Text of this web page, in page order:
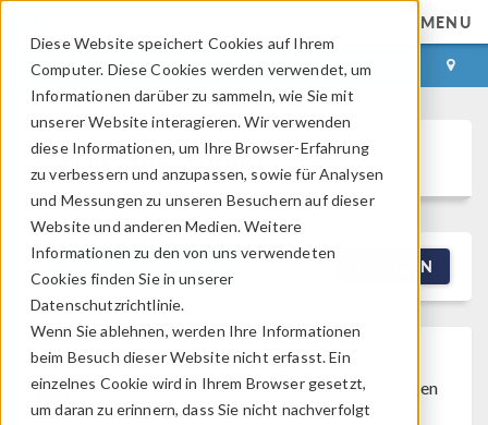
Diese Website speichert Cookies auf Ihrem
Computer. Diese Cookies werden verwendet, um
Informationen darüber zu sammeln, wie Sie mit
unserer Website interagieren. Wir verwenden
diese Informationen, um Ihre Browser-Erfahrung
zu verbessern und anzupassen, sowie für Analysen
und Messungen zu unseren Besuchern auf dieser
Website und anderen Medien. Weitere
Informationen zu den von uns verwendeten
Cookies finden Sie in unserer
Datenschutzrichtlinie.
Wenn Sie ablehnen, werden Ihre Informationen
beim Besuch dieser Website nicht erfasst. Ein
einzelnes Cookie wird in Ihrem Browser gesetzt,
um daran zu erinnern, dass Sie nicht nachverfolgt
MENU
ANMELDEN KONTAKT
Discussion Forum
FILTERN
Discussion ClosedThis discussion was
created more than 6 months ago and has been
closed. To start a new discussion with a link